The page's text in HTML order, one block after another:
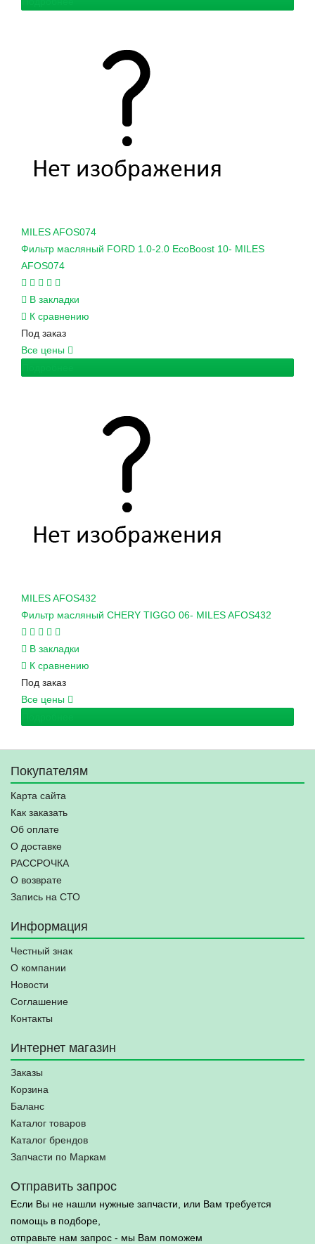
MILESAFOS074
Фильтр масляный FORD 1.0-2.0 EcoBoost 10- MILES
AFOS074
В закладки
К сравнению
Под заказ
Все цены
MILESAFOS432
Фильтр масляный CHERY TIGGO 06- MILES AFOS432
В закладки
К сравнению
Под заказ
Все цены
Покупателям
Карта сайта
Как заказать
Об оплате
О доставке
РАССРОЧКА
О возврате
Запись на СТО
Информация
Честный знак
О компании
Новости
Соглашение
Контакты
Интернет магазин
Заказы
Корзина
Баланс
Каталог товаров
Каталог брендов
Запчасти по Маркам
Отправить запрос
Если Вы не нашли нужные запчасти, или Вам требуется
помощь в подборе,
отправьте нам запрос - мы Вам поможем